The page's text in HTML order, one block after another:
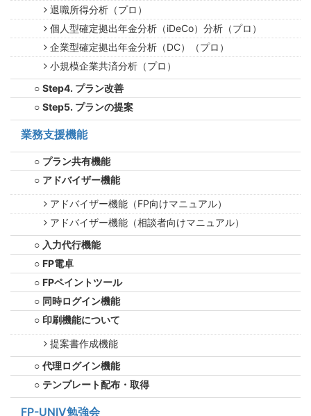
退職所得分析（プロ）
個人型確定拠出年金分析（iDeCo）分析（プロ）
企業型確定拠出年金分析（DC）（プロ）
小規模企業共済分析（プロ）
Step4. プラン改善
Step5. プランの提案
業務支援機能
プラン共有機能
アドバイザー機能
アドバイザー機能（FP向けマニュアル）
アドバイザー機能（相談者向けマニュアル）
入力代行機能
FP電卓
FPペイントツール
同時ログイン機能
印刷機能について
提案書作成機能
代理ログイン機能
テンプレート配布・取得
FP-UNIV勉強会